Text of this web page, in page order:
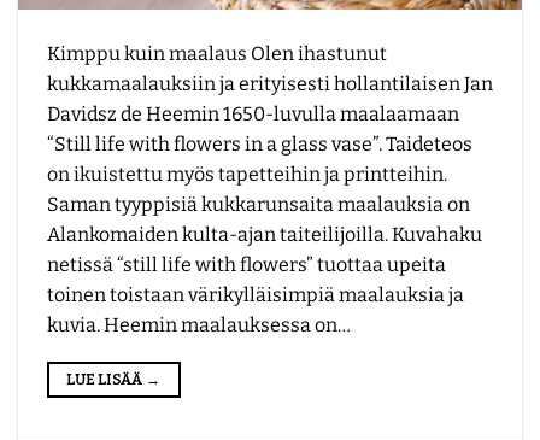
Kimppu kuin maalaus Olen ihastunut
kukkamaalauksiin ja erityisesti hollantilaisen Jan
Davidsz de Heemin 1650-luvulla maalaamaan
“Still life with flowers in a glass vase”. Taideteos
on ikuistettu myös tapetteihin ja printteihin.
Saman tyyppisiä kukkarunsaita maalauksia on
Alankomaiden kulta-ajan taiteilijoilla. Kuvahaku
netissä “still life with flowers” tuottaa upeita
toinen toistaan värikylläisimpiä maalauksia ja
kuvia. Heemin maalauksessa on…
LUE LISÄÄ →